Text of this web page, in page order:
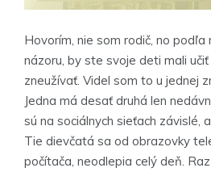
Hovorím, nie som rodič, no podľa
názoru, by ste svoje deti mali
zneužívať. Videl som to u jednej
Jedna má desať druhá len
sú na sociálnych sieťach závislé,
Tie dievčatá sa od obrazovky
počítača, neodlepia celý deň.